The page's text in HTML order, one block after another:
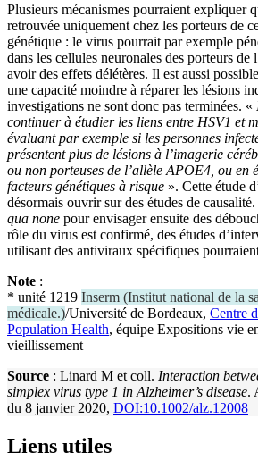
Plusieurs mécanismes pourraient expliquer
retrouvée uniquement chez les porteurs de
génétique : le virus pourrait par exemple
dans les cellules neuronales des porteurs
avoir des effets délétères. Il est aussi
une capacité moindre à réparer les lésions
investigations ne sont donc pas terminées. «
continuer à étudier les liens entre HSV1 et
évaluant par exemple si les personnes
présentent plus de lésions à l’imagerie
ou non porteuses de l’allèle APOE4, ou en
facteurs génétiques à risque ». Cette étude
désormais ouvrir sur des études de
qua none pour envisager ensuite des
rôle du virus est confirmé, des études
utilisant des antiviraux spécifiques
Note :
* unité 1219 Inserm (Institut national de la
médicale.)/Université de Bordeaux, Centre
Population Health, équipe Expositions vie
vieillissement
Source : Linard M et coll. Interaction
simplex virus type 1 in Alzheimer’s disease.
du 8 janvier 2020, DOI:10.1002/alz.12008
Liens utiles